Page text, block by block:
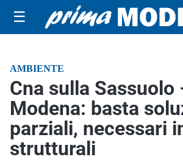
☰
AMBIENTE
Cna sulla Sassuolo
Modena: basta
parziali, necessari
strutturali